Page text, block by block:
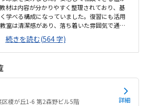
材は内容が分かりやすく整理されており、基
学べる構成になっていました。復習にも活用
室は清潔感があり、落ち着いた雰囲気で通い
地も良く、安心して継続して通える環境が整
室は明るく清潔感があり、整理整頓が行き届
て学習に取り組める、安心感のある環境だと
い価格帯だと感じ、安心して受講できると思
で話しやすく、分からないことも気軽に質問
です。教室も明るく清潔で、安心して学習に
ました。現時点では特に気にな...
続きを読む(564 字)
榎が丘1-6 第2森野ビル5階 詳細